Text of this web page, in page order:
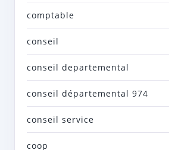
comptable
conseil
conseil departemental
conseil départemental 974
conseil service
coop